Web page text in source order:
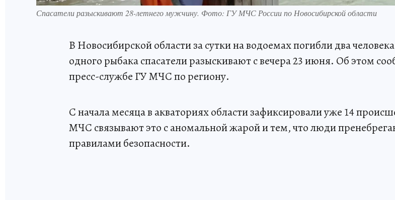
Спасатели разыскивают 28-летнего мужчину. Фото: ГУ МЧС России по Новосибирской области
В Новосибирской области за сутки на водоемах погибли два
одного рыбака спасатели разыскивают с вечера 23 июня. Об этом
пресс-службе ГУ МЧС по региону.
С начала месяца в акваториях области зафиксировали уже 14
МЧС связывают это с аномальной жарой и тем, что люди
правилами безопасности.